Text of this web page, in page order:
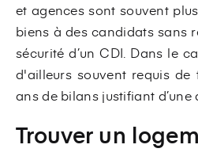
et agences sont souvent
biens à des candidats sans
sécurité d’un CDI. Dans le
d'ailleurs souvent requis
ans de bilans justifiant d’une
Trouver un